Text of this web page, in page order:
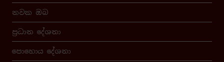
නවක ඔබ
ප්‍රධාන දේශනා
පොහොය දේශනා